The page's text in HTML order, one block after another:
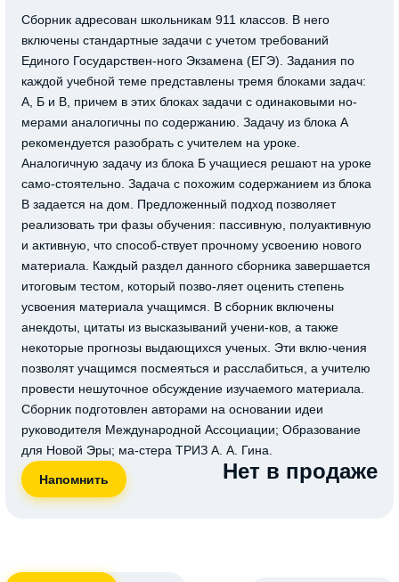
Сборник адресован школьникам 911 классов. В него
включены стандартные задачи с учетом требований
Единого Государствен-ного Экзамена (ЕГЭ). Задания по
каждой учебной теме представлены тремя блоками задач:
А, Б и В, причем в этих блоках задачи с одинаковыми но-
мерами аналогичны по содержанию. Задачу из блока А
рекомендуется разобрать с учителем на уроке.
Аналогичную задачу из блока Б учащиеся решают на уроке
само-стоятельно. Задача с похожим содержанием из блока
В задается на дом. Предложенный подход позволяет
реализовать три фазы обучения: пассивную, полуактивную
и активную, что способ-ствует прочному усвоению нового
материала. Каждый раздел данного сборника завершается
итоговым тестом, который позво-ляет оценить степень
усвоения материала учащимся. В сборник включены
анекдоты, цитаты из высказываний учени-ков, а также
некоторые прогнозы выдающихся ученых. Эти вклю-чения
позволят учащимся посмеяться и расслабиться, а учителю
провести нешуточное обсуждение изучаемого материала.
Сборник подготовлен авторами на основании идеи
руководителя Международной Ассоциации; Образование
для Новой Эры; ма-стера ТРИЗ А. А. Гина.
Нет в продаже